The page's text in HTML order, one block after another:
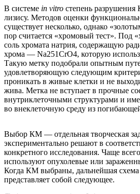
В системе in vitro степень
лизису. Методов оценки
существует несколько, однако
пор считается «хромовый тест». Под
соль хромата натрия, содержащую
хрома — Na251CrO4, которую
Такую метку подобрали опытным
удовлетворяющую следующим
проникать в живые клетки и не
жива. Метка не вступает в прочные
внутриклеточными структурами и
во внеклеточную среду из
Выбор КМ — отдельная творческая
экспериментально решают в
конкретного исследования. Чаще
используют опухолевые или
Когда КМ выбраны, дальнейшая схема
представляет собой следующее.